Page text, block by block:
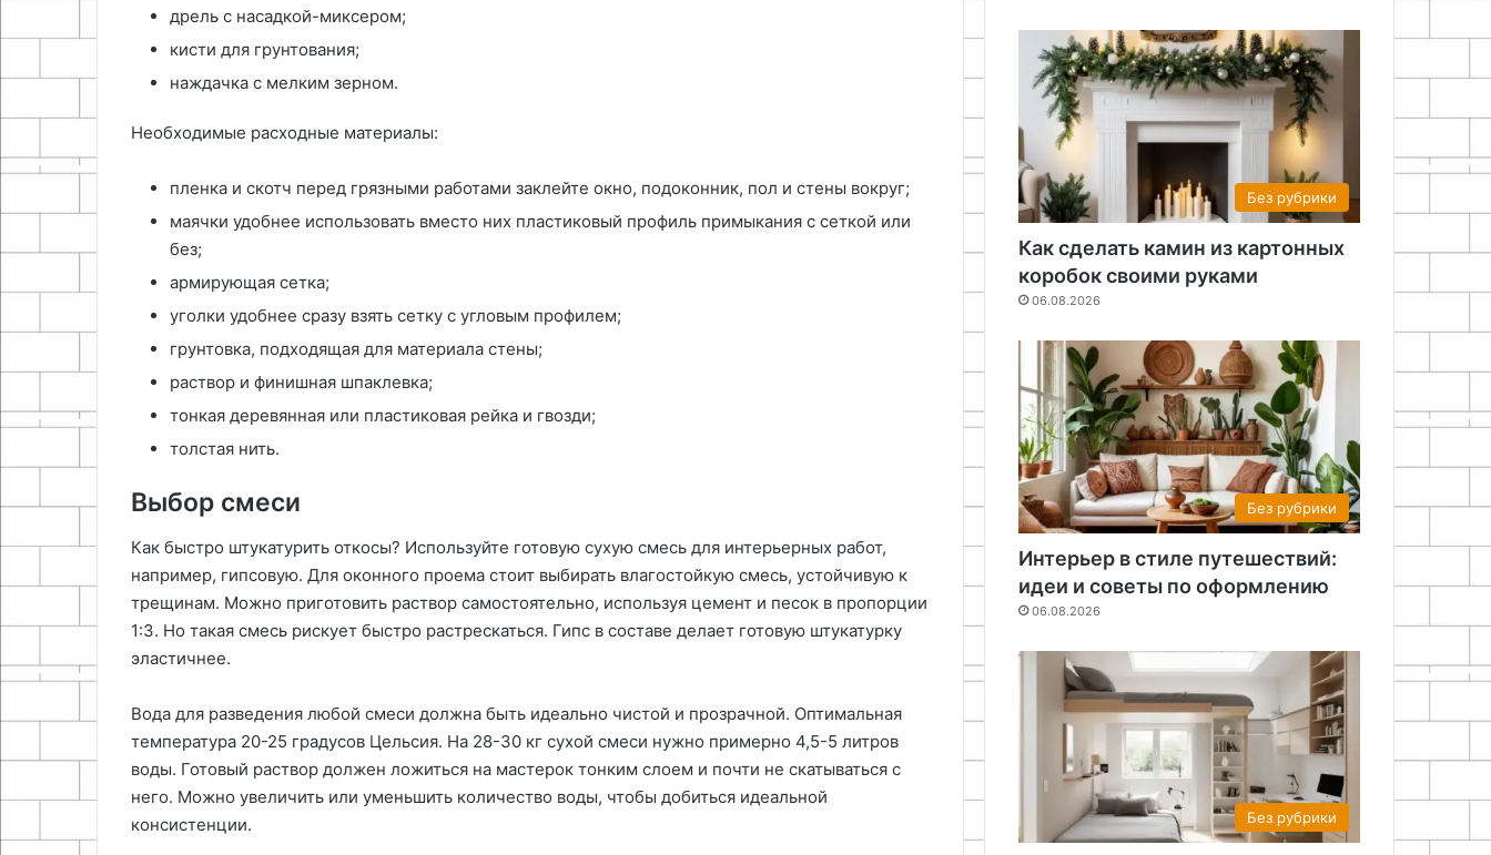
дрель с насадкой-миксером;
кисти для грунтования;
наждачка с мелким зерном.
Необходимые расходные материалы:
пленка и скотч перед грязными работами заклейте окно, подоконник, пол и стены вокруг;
маячки удобнее использовать вместо них пластиковый профиль примыкания с сеткой или
без;
армирующая сетка;
уголки удобнее сразу взять сетку с угловым профилем;
грунтовка, подходящая для материала стены;
раствор и финишная шпаклевка;
тонкая деревянная или пластиковая рейка и гвозди;
толстая нить.
Выбор смеси
Как быстро штукатурить откосы? Используйте готовую сухую смесь для интерьерных работ,
например, гипсовую. Для оконного проема стоит выбирать влагостойкую смесь, устойчивую к
трещинам. Можно приготовить раствор самостоятельно, используя цемент и песок в пропорции
1:3. Но такая смесь рискует быстро растрескаться. Гипс в составе делает готовую штукатурку
эластичнее.
Вода для разведения любой смеси должна быть идеально чистой и прозрачной. Оптимальная
температура 20-25 градусов Цельсия. На 28-30 кг сухой смеси нужно примерно 4,5-5 литров
воды. Готовый раствор должен ложиться на мастерок тонким слоем и почти не скатываться с
него. Можно увеличить или уменьшить количество воды, чтобы добиться идеальной
консистенции.
Без рубрики
Как сделать камин из картонных
коробок своими руками
06.08.2026
Без рубрики
Интерьер в стиле путешествий:
идеи и советы по оформлению
06.08.2026
Без рубрики